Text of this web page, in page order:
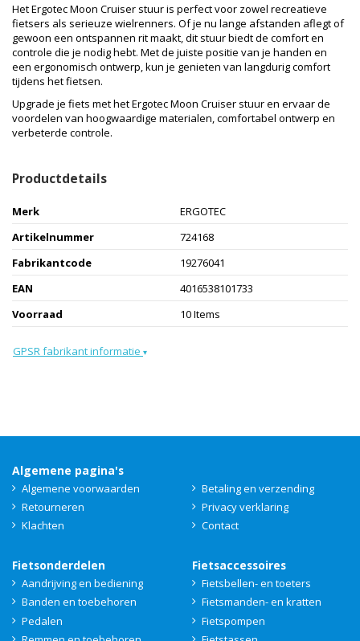
Het Ergotec Moon Cruiser stuur is perfect voor zowel recreatieve
fietsers als serieuze wielrenners. Of je nu lange afstanden aflegt of
gewoon een ontspannen rit maakt, dit stuur biedt de comfort en
controle die je nodig hebt. Met de juiste positie van je handen en
een ergonomisch ontwerp, kun je genieten van langdurig comfort
tijdens het fietsen.
Upgrade je fiets met het Ergotec Moon Cruiser stuur en ervaar de
voordelen van hoogwaardige materialen, comfortabel ontwerp en
verbeterde controle.
Productdetails
Merk
ERGOTEC
Artikelnummer
724168
Fabrikantcode
19276041
EAN
4016538101733
Voorraad
10 Items
GPSR fabrikant informatie ▾
Algemene pagina's
Algemene voorwaarden
Betaling en verzending
Retourneren
Privacy verklaring
Klachten
Contact
Fietsonderdelen
Aandrijving en bediening
Banden en toebehoren
Pedalen
Fietsaccessoires
Fietsbellen- en toeters
Fietsmanden- en kratten
Fietspompen